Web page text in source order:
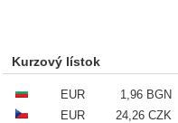
Kurzový lístok
EUR
1,96 BGN
EUR
24,26 CZK